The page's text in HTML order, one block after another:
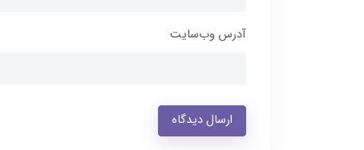
آدرس وب‌سایت
ارسال دیدگاه